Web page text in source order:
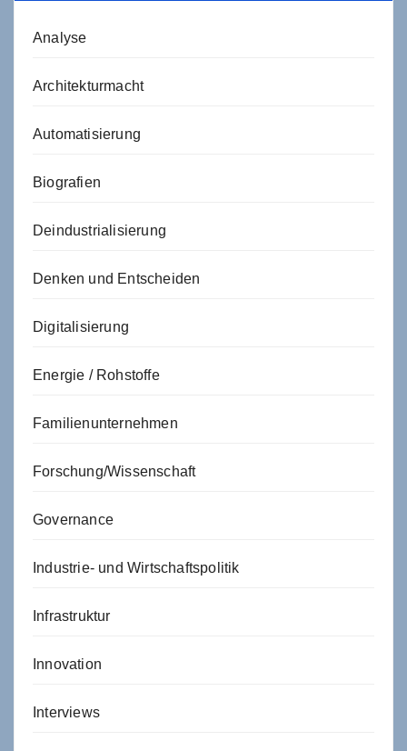
Analyse
Architekturmacht
Automatisierung
Biografien
Deindustrialisierung
Denken und Entscheiden
Digitalisierung
Energie / Rohstoffe
Familienunternehmen
Forschung/Wissenschaft
Governance
Industrie- und Wirtschaftspolitik
Infrastruktur
Innovation
Interviews